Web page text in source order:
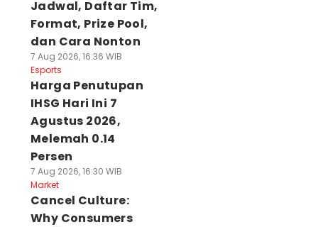
Jadwal, Daftar Tim,
Format, Prize Pool,
dan Cara Nonton
7 Aug 2026, 16:36 WIB
Esports
Harga Penutupan
IHSG Hari Ini 7
Agustus 2026,
Melemah 0.14
Persen
7 Aug 2026, 16:30 WIB
Market
Cancel Culture:
Why Consumers